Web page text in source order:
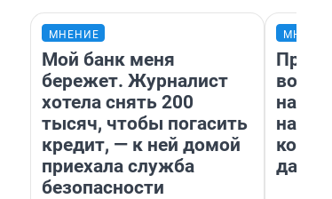
МНЕНИЕ
Мой банк меня
бережет. Журналист
хотела снять 200
тысяч, чтобы погасить
кредит, — к ней домой
приехала служба
безопасности
нам
даже